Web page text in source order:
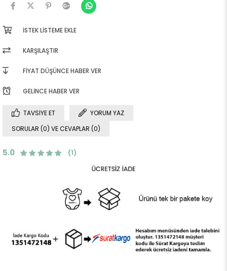
İSTEK LISTEME EKLE
KARŞILAŞTIR
FIYAT DÜŞÜNCE HABER VER
GELINCE HABER VER
TAVSIYE ET
YORUM YAZ
SORULAR (0) VE CEVAPLAR (0)
5.0 (1)